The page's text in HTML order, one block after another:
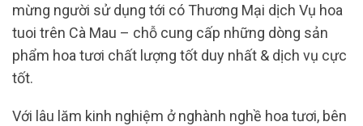
mừng người sử dụng tới có Thương Mại dịch Vụ hoa
tuoi trên Cà Mau – chỗ cung cấp những dòng sản
phẩm hoa tươi chất lượng tốt duy nhất & dịch vụ cực
tốt.
Với lâu lăm kinh nghiệm ở nghành nghề hoa tươi, bên